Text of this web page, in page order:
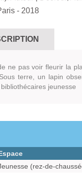
- 2018
ne pas voir fleurir la
terre, un lapin
jeunesse
(rez-de-